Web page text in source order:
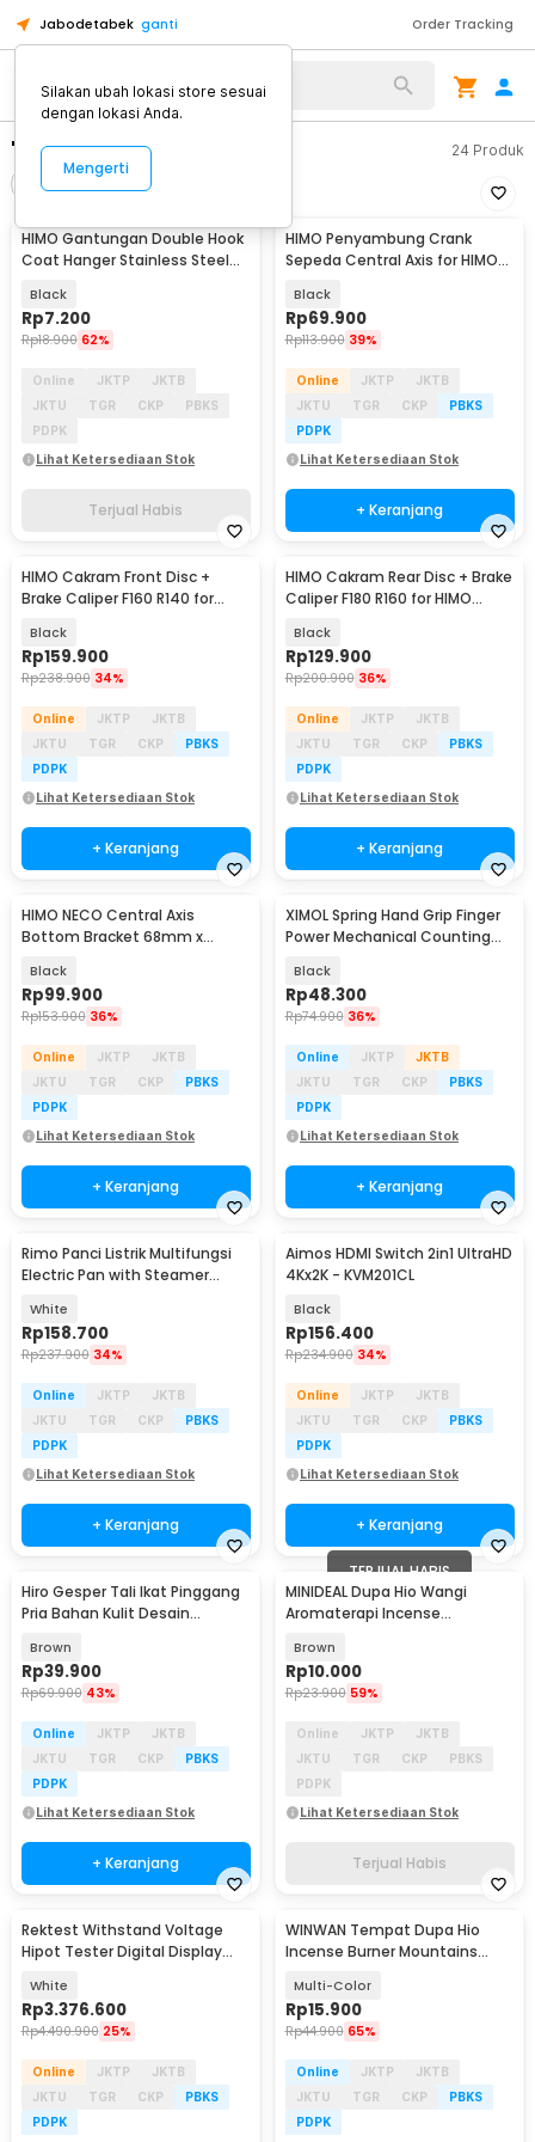
Jabodetabek ganti Order Tracking
"himo" 24 Produk
Urutkan
HIMO Gantungan Double Hook
Coat Hanger Stainless Steel
Black
Rp7.200
Rp18.900 62%
Online JKTP
JKTB
JKTU
TGR CKP
PBKS
PDPK
Lihat Ketersediaan Stok
Terjual Habis
HIMO Penyambung Crank
Sepeda Central Axis for HIMO
Black
Rp69.900
Rp113.900 39%
Online JKTP
JKTB
JKTU
TGR CKP
PBKS
PDPK
Lihat Ketersediaan Stok
+ Keranjang
HIMO Cakram Front Disc +
Brake Caliper F160 R140 for
Black
Rp159.900
Rp238.900 34%
Online JKTP
JKTB
JKTU
TGR CKP
PBKS
PDPK
Lihat Ketersediaan Stok
+ Keranjang
HIMO Cakram Rear Disc + Brake
Caliper F180 R160 for HIMO
Black
Rp129.900
Rp200.900 36%
Online JKTP
JKTB
JKTU
TGR CKP
PBKS
PDPK
Lihat Ketersediaan Stok
+ Keranjang
HIMO NECO Central Axis
Bottom Bracket 68mm x
Black
Rp99.900
Rp153.900 36%
Online JKTP
JKTB
JKTU
TGR CKP
PBKS
PDPK
Lihat Ketersediaan Stok
+ Keranjang
XIMOL Spring Hand Grip Finger
Power Mechanical Counting
Black
Rp48.300
Rp74.900 36%
Online JKTP
JKTB
JKTU
TGR CKP
PBKS
PDPK
Lihat Ketersediaan Stok
+ Keranjang
Baru
Rimo Panci Listrik Multifungsi
Electric Pan with Steamer
White
Rp158.700
Rp237.900 34%
Online JKTP
JKTB
JKTU
TGR CKP
PBKS
PDPK
Lihat Ketersediaan Stok
+ Keranjang
Aimos HDMI Switch 2in1 UltraHD
4Kx2K - KVM201CL
Black
Rp156.400
Rp234.900 34%
Online JKTP
JKTB
JKTU
TGR CKP
PBKS
PDPK
Lihat Ketersediaan Stok
+ Keranjang
Hiro Gesper Tali Ikat Pinggang
Pria Bahan Kulit Desain
Brown
Rp39.900
Rp69.900 43%
Online JKTP
JKTB
JKTU
TGR CKP
PBKS
PDPK
Lihat Ketersediaan Stok
+ Keranjang
TERJUAL HABIS
MINIDEAL Dupa Hio Wangi
Aromaterapi Incense
B20
Brown
Rp10.000
Rp23.900 59%
Online JKTP
JKTB
JKTU
TGR CKP
PBKS
PDPK
Lihat Ketersediaan Stok
Terjual Habis
Rektest Withstand Voltage
Hipot Tester Digital Display
White
Rp3.376.600
Rp4.490.900 25%
Online JKTP
JKTB
JKTU
TGR CKP
PBKS
PDPK
WINWAN Tempat Dupa Hio
Incense Burner Mountains
Multi-Color
Rp15.900
Rp44.900 65%
Online JKTP
JKTB
JKTU
TGR CKP
PBKS
PDPK
Silakan ubah lokasi store sesuai
dengan lokasi Anda.
Mengerti